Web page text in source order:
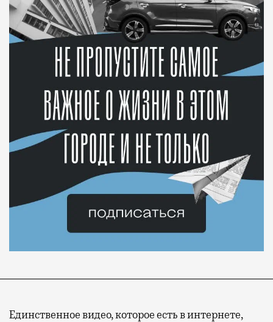
Единственное видео, которое есть в интернете,